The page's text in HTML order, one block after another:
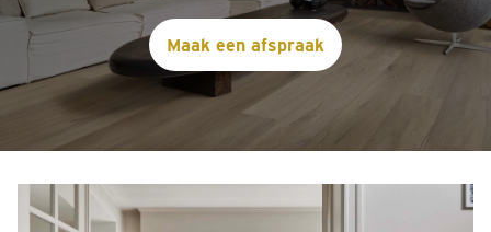
Maak een afspraak